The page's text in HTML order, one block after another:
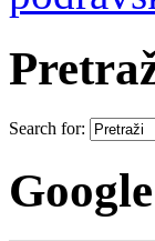
Search for: